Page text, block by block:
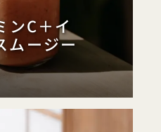
ンC＋イ
ムージー